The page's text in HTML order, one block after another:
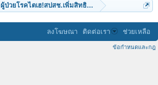
ผู้ป่วยโรคไตเฮ!สปสช.เพิ่มสิทธิยาดีเดย์1ต.ค.
ลงโฆษณา ติดต่อเรา ช่วยเหลือ
ข้อกำหนดและกฎ